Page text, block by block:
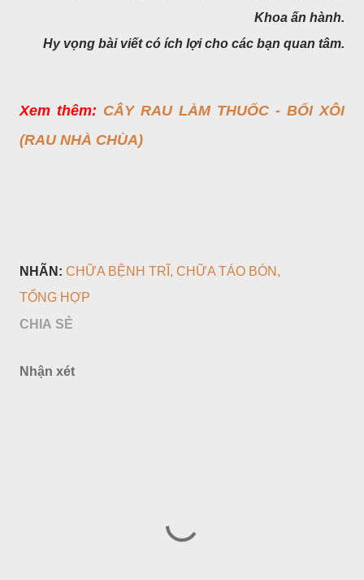
Khoa ấn hành.
Hy vọng bài viết có ích lợi cho các bạn quan tâm.
Xem thêm: CÂY RAU LÀM THUỐC - BỐI XÔI
(RAU NHÀ CHÙA)
NHÃN: CHỮA BỆNH TRĨ
CHỮA TÁO BÓN
TỔNG HỢP
CHIA SẺ
Nhận xét